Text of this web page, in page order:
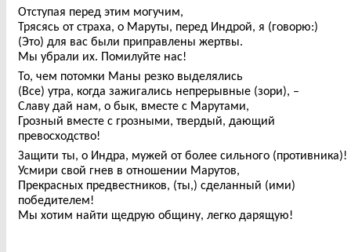
Отступая перед этим могучим,
Трясясь от страха, о Маруты, перед Индрой, я (говорю:)
(Это) для вас были приправлены жертвы.
Мы убрали их. Помилуйте нас!
То, чем потомки Маны резко выделялись
(Все) утра, когда зажигались непрерывные (зори), –
Славу дай нам, о бык, вместе с Марутами,
Грозный вместе с грозными, твердый, дающий
превосходство!
Защити ты, о Индра, мужей от более сильного (противника)!
Усмири свой гнев в отношении Марутов,
Прекрасных предвестников, (ты,) сделанный (ими)
победителем!
Мы хотим найти щедрую общину, легко дарящую!